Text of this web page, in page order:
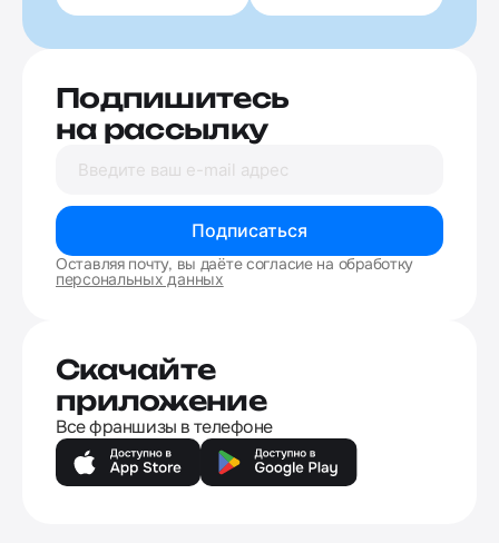
Подпишитесь
на рассылку
Подписаться
Оставляя почту, вы даёте согласие на обработку
персональных данных
Скачайте
приложение
Все франшизы в телефоне